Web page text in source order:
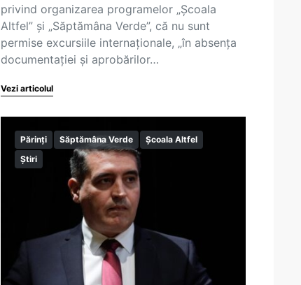
privind organizarea programelor „Școala
Altfel” și „Săptămâna Verde”, că nu sunt
permise excursiile internaționale, „în absența
documentației și aprobărilor…
Vezi articolul
Părinți Săptămâna Verde
Școala Altfel
Știri